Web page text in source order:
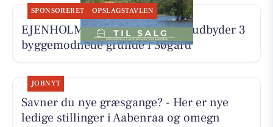
SPONSORERET OPSLAGSTAVLEN
EJENHOLM BOLIG & ERHVERV udbyder 3
byggemodnede grunde i Søgård
JOBNYT
Savner du nye græsgange? - Her er nye
ledige stillinger i Aabenraa og omegn